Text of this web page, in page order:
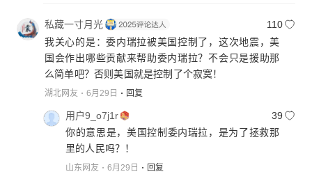
私藏一寸月光
110
我关心的是：委内瑞拉被美国控制了，这次地震，美
国会作出哪些贡献来帮助委内瑞拉？不会只是援助那
么简单吧？否则美国就是控制了个寂寞！
湖北网友 6月29日 回复
用户9_o7j1r
39
你的意思是，美国控制委内瑞拉，是为了拯救那
里的人民吗？！
山东网友 6月29日 回复